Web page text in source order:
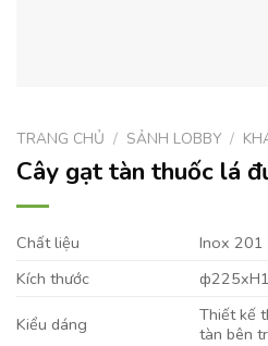
TRANG CHỦ / SẢNH LOBBY /
Cây gạt tàn thuốc lá
Chất liệu
Inox 201
Kích thước
Kiểu dáng
Thiết kế
tàn bên